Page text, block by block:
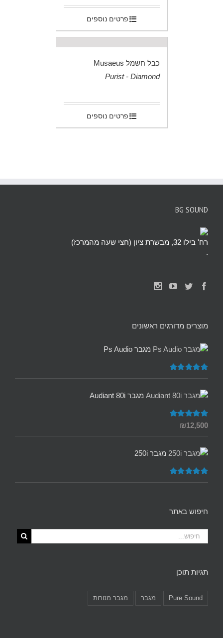
פרטים נוספים
כבל חשמל Musaeus
Purist - Diamond
פרטים נוספים
BG SOUND
רח' בילו 32, מבשרת ציון (חצי שעה מהמרכז)
.
מוצרים מדורגים ראשונים
מגבר Ps Audio
דורג5.00
מגבר Audiant 80i
דורג5.00
₪12,500
מגבר 250i
דורג5.00
חיפוש באתר
תגיות תוכן
Pure Sound מגבר מגבר מנורות